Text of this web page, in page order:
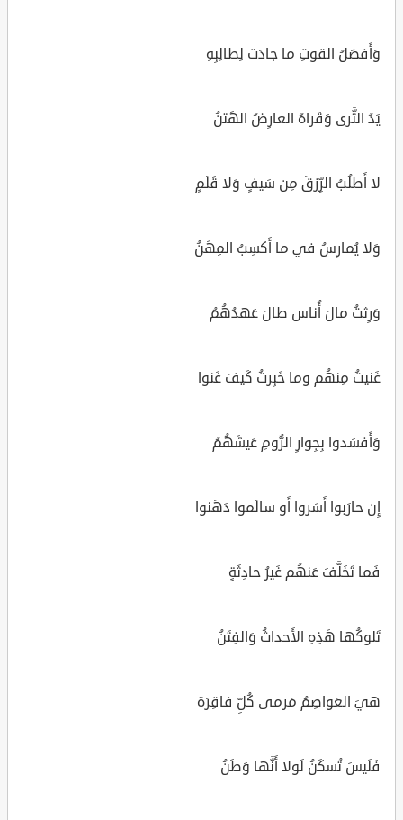
وَأَفضَلُ القوتِ ما جادَت لِطالِبِهِ
يَدُ الثَّرى وَقَراهُ العارِضُ الهَتنُ
لا أَطلُبُ الرِّزقَ مِن سَيفٍ وَلا قَلَمٍ
وَلا يُمارِسُ في ما أَكسِبُ المِهَنُ
وَرِثتُ مالَ أُناس طالَ عَهدُهُمُ
غَنيتُ مِنهُم وما خَبِرتُ كَيفَ غَنوا
وَأَفسَدوا بِجِوارِ الرُّومِ عَيشَهُمُ
إِن حارَبوا أَسَروا أَو سالَموا دَهَنوا
فَما تَخَلَّفَ عَنهُم غَيرُ حادِثَةٍ
تَلوكُها هَذِهِ الأَحداثُ وَالفِتَنُ
هيَ العَواصِمُ مَرمى كُلِّ فاقِرَة
فَلَيسَ تُسكَنُ لَولا أَنَّها وَطَنُ